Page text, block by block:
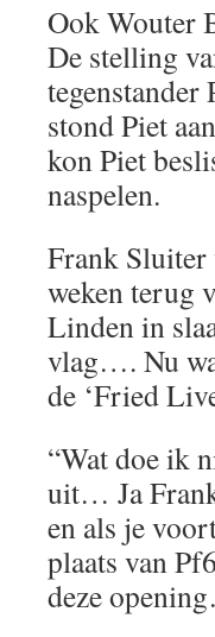
Ook Wouter
De stelling
tegenstander
stond Piet
kon Piet
naspelen.
Frank Sluiter
weken terug
Linden in
vlag…. Nu
de ‘Fried
“Wat doe ik
uit… Ja
en als je
plaats van
deze